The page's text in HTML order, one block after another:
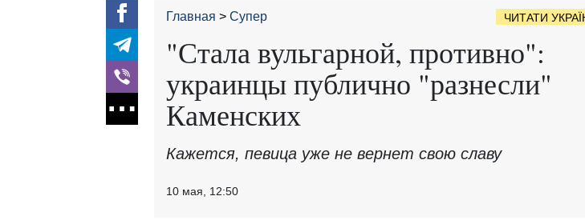
Главная Супер ЧИТАТИ
"Стала вульгарной, противно":
украинцы публично "разнесли"
Каменских
Кажется, певица уже не вернет свою славу
10 мая, 12:50